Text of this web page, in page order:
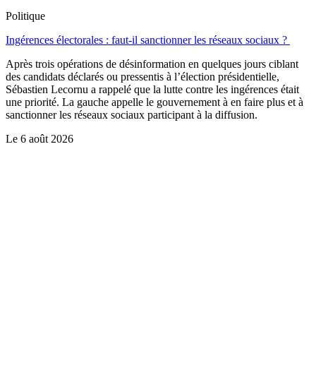
Politique
Ingérences électorales : faut-il sanctionner les réseaux sociaux ?
Après trois opérations de désinformation en quelques jours ciblant
des candidats déclarés ou pressentis à l’élection présidentielle,
Sébastien Lecornu a rappelé que la lutte contre les ingérences était
une priorité. La gauche appelle le gouvernement à en faire plus et à
sanctionner les réseaux sociaux participant à la diffusion.
Le 6 août 2026